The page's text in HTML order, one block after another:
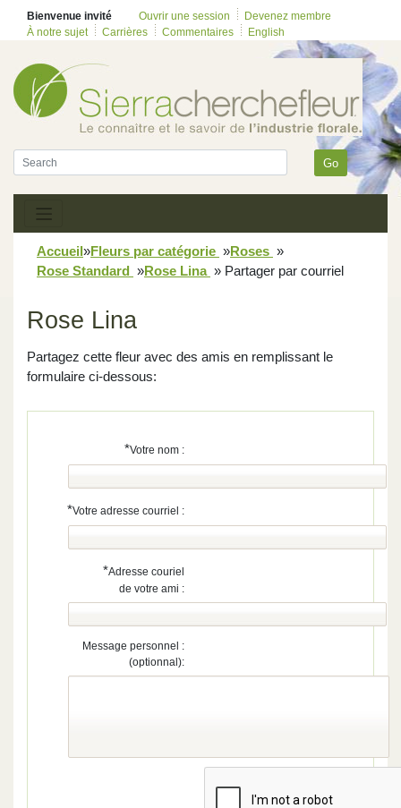
Bienvenue invité Ouvrir une session
Devenez membre
À notre sujet
Carrières Commentaires English
Go
Accueil»Fleurs par catégorie »Roses »
Rose Standard »Rose Lina » Partager par courriel
Rose Lina
Partagez cette fleur avec des amis en remplissant le
formulaire ci-dessous:
*Votre nom :
*Votre adresse courriel :
*Adresse couriel
de votre ami :
Message personnel :
(optionnal):